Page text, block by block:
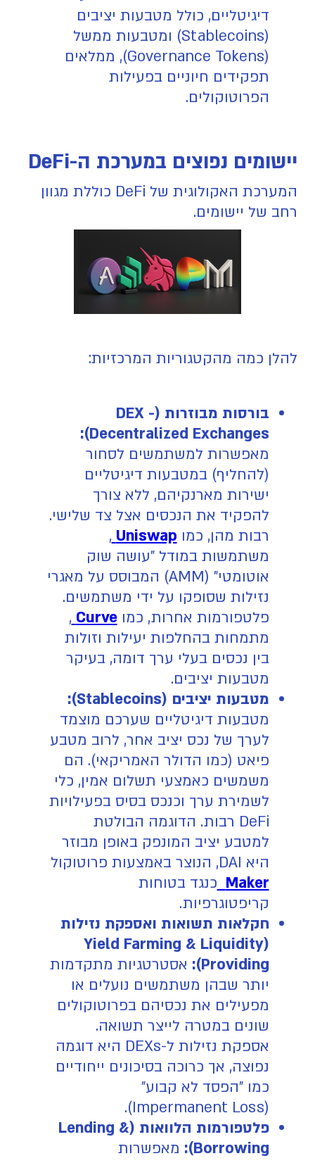
דיגיטליים, כולל מטבעות יציבים
(Stablecoins) ומטבעות ממשל
(Governance Tokens), ממלאים
תפקידים חיוניים בפעילות
הפרוטוקולים.
יישומים נפוצים במערכת ה-DeFi
המערכת האקולוגית של DeFi כוללת מגוון
רחב של יישומים.
להלן כמה מהקטגוריות המרכזיות:
בורסות מבוזרות (DEX -
Decentralized Exchanges):
מאפשרות למשתמשים לסחור
(להחליף) במטבעות דיגיטליים
ישירות מארנקיהם, ללא צורך
להפקיד את הנכסים אצל צד שלישי.
רבות מהן, כמו Uniswap
,
משתמשות במודל "עושה שוק
אוטומטי" (AMM) המבוסס על מאגרי
נזילות שסופקו על ידי משתמשים.
פלטפורמות אחרות, כמוCurve
,
מתמחות בהחלפות יעילות וזולות
בין נכסים בעלי ערך דומה, בעיקר
מטבעות יציבים.
מטבעות יציבים (Stablecoins):
מטבעות דיגיטליים שערכם מוצמד
לערך של נכס יציב אחר, לרוב מטבע
פיאט (כמו הדולר האמריקאי). הם
משמשים כאמצעי תשלום אמין, כלי
לשמירת ערך וכנכס בסיס בפעילויות
DeFi רבות. הדוגמה הבולטת
למטבע יציב המונפק באופן מבוזר
היא DAI, הנוצר באמצעות פרוטוקול
Maker כנגד בטוחות
קריפטוגרפיות.
חקלאות תשואות ואספקת נזילות
(Yield Farming & Liquidity
Providing):
אסטרטגיות מתקדמות
יותר שבהן משתמשים נועלים או
מפעילים את נכסיהם בפרוטוקולים
שונים במטרה לייצר תשואה.
אספקת נזילות ל-DEXs היא דוגמה
נפוצה, אך כרוכה בסיכונים ייחודיים
כמו "הפסד לא קבוע"
(Impermanent Loss).
פלטפורמות הלוואות (Lending &
Borrowing):
מאפשרות